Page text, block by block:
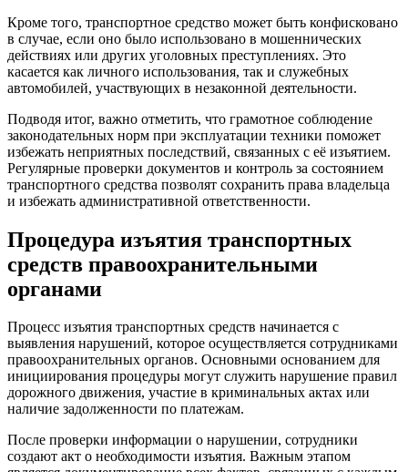
Кроме того, транспортное средство может быть конфисковано
в случае, если оно было использовано в мошеннических
действиях или других уголовных преступлениях. Это
касается как личного использования, так и служебных
автомобилей, участвующих в незаконной деятельности.
Подводя итог, важно отметить, что грамотное соблюдение
законодательных норм при эксплуатации техники поможет
избежать неприятных последствий, связанных с её изъятием.
Регулярные проверки документов и контроль за состоянием
транспортного средства позволят сохранить права владельца
и избежать административной ответственности.
Процедура изъятия транспортных
средств правоохранительными
органами
Процесс изъятия транспортных средств начинается с
выявления нарушений, которое осуществляется сотрудниками
правоохранительных органов. Основными основанием для
инициирования процедуры могут служить нарушение правил
дорожного движения, участие в криминальных актах или
наличие задолженности по платежам.
После проверки информации о нарушении, сотрудники
создают акт о необходимости изъятия. Важным этапом